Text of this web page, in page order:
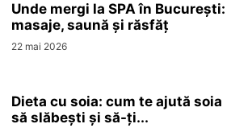
Unde mergi la SPA în București:
masaje, saună și răsfăț
22 mai 2026
Dieta cu soia: cum te ajută soia
să slăbești și să-ți...